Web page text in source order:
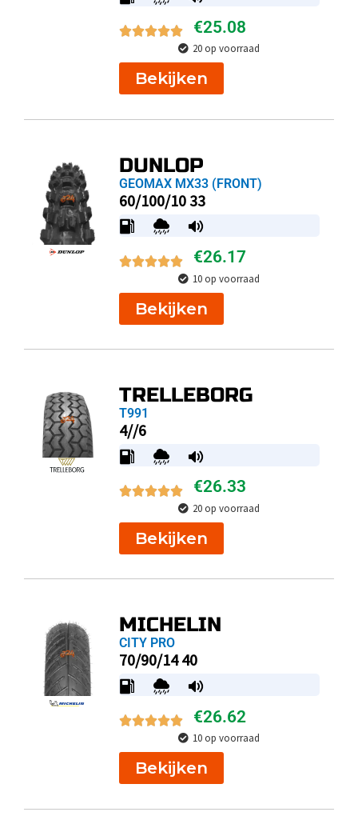
€25.08
20 op voorraad
Bekijken
DUNLOP
GEOMAX MX33 (FRONT)
60/100/10 33
€26.17
10 op voorraad
Bekijken
TRELLEBORG
T991
4//6
€26.33
20 op voorraad
Bekijken
MICHELIN
CITY PRO
70/90/14 40
€26.62
10 op voorraad
Bekijken